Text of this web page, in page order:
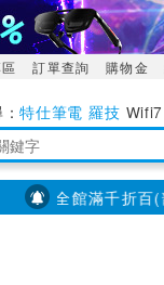
訂單查詢 購物金
特仕筆電 羅技 Wifi7
緯POWER
館滿千折百(部分